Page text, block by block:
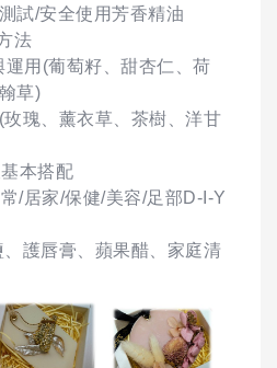
試/安全使用芳香精油
法
用(葡萄籽、甜杏仁、荷
草)
瑰、薰衣草、茶樹、洋甘
本搭配
/居家/保健/美容/足部D-I-Y
護唇膏、蘋果醋、家庭清